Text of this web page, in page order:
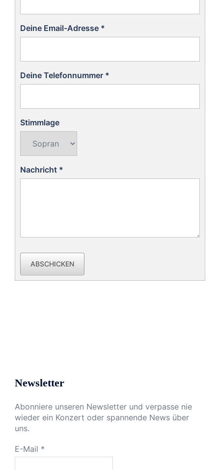
Deine Email-Adresse *
Deine Telefonnummer *
Stimmlage
Nachricht *
ABSCHICKEN
Newsletter
Abonniere unseren Newsletter und verpasse nie
wieder ein Konzert oder spannende News über
uns.
E-Mail *